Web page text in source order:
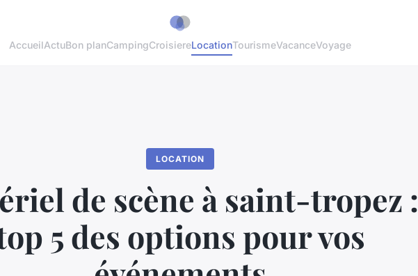
AccueilActuBon planCampingCroisiereLocationTourismeVacanceVoyage
LOCATION
de scène à saint-tropez :
5 des options pour vos